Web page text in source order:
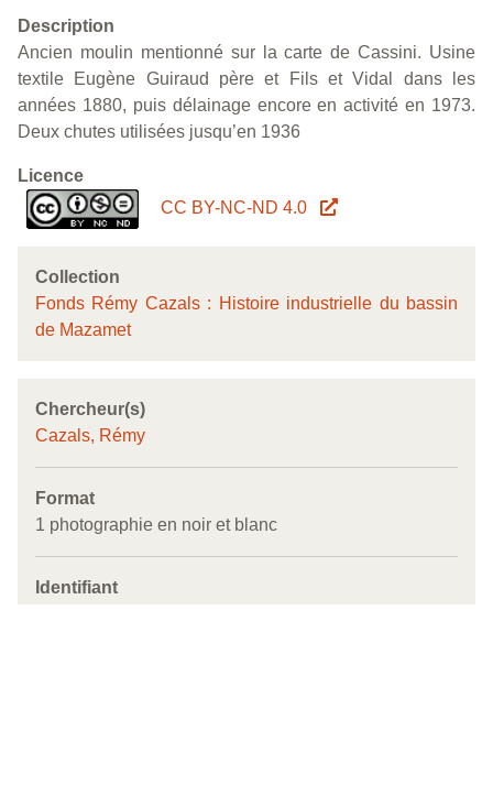
Description
Ancien moulin mentionné sur la carte de Cassini. Usine
textile Eugène Guiraud père et Fils et Vidal dans les
années 1880, puis délainage encore en activité en 1973.
Deux chutes utilisées jusqu’en 1936
Licence
CC BY-NC-ND 4.0
Collection
Fonds Rémy Cazals : Histoire industrielle du bassin
de Mazamet
Chercheur(s)
Cazals, Rémy
Format
1 photographie en noir et blanc
Identifiant